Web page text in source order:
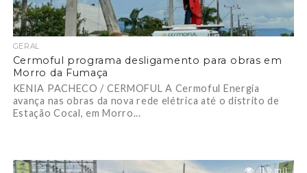
GERAL
Cermoful programa desligamento para obras em
Morro da Fumaça
KENIA PACHECO / CERMOFUL A Cermoful Energia
avança nas obras da nova rede elétrica até o distrito de
Estação Cocal, em Morro...
11.9 mil